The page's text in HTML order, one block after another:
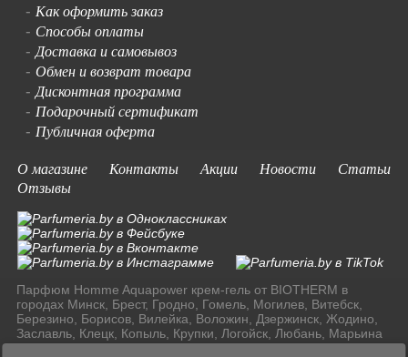
- Как оформить заказ
- Способы оплаты
-Доставка и самовывоз
- Обмен и возврат товара
-Дисконтная программа
- Подарочный сертификат
- Публичная оферта
О магазине
Контакты Акции Новости
Статьи
Отзывы
Парфюм Homme Aquapower крем-гель от BIOTHERM в
городах Минск, Брест, Гродно, Гомель, Могилев, Витебск,
Березино, Борисов, Вилейка, Воложин, Дзержинск, Жодино,
Заславль, Клецк, Копыль, Крупки, Логойск, Любань, Марьина
Горка, Молодечно, Мядель, Несвиж, Слуцк, Смолевичи,